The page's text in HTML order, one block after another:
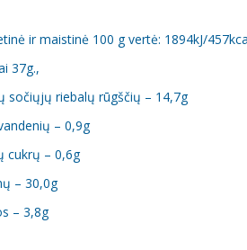
ir maistinė 100 g vertė: 1894kJ/
37g.,
sočiųjų riebalų rūgščių – 14,7g
– 0,9g
cukrų – 0,6g
– 30,0g
– 3,8g